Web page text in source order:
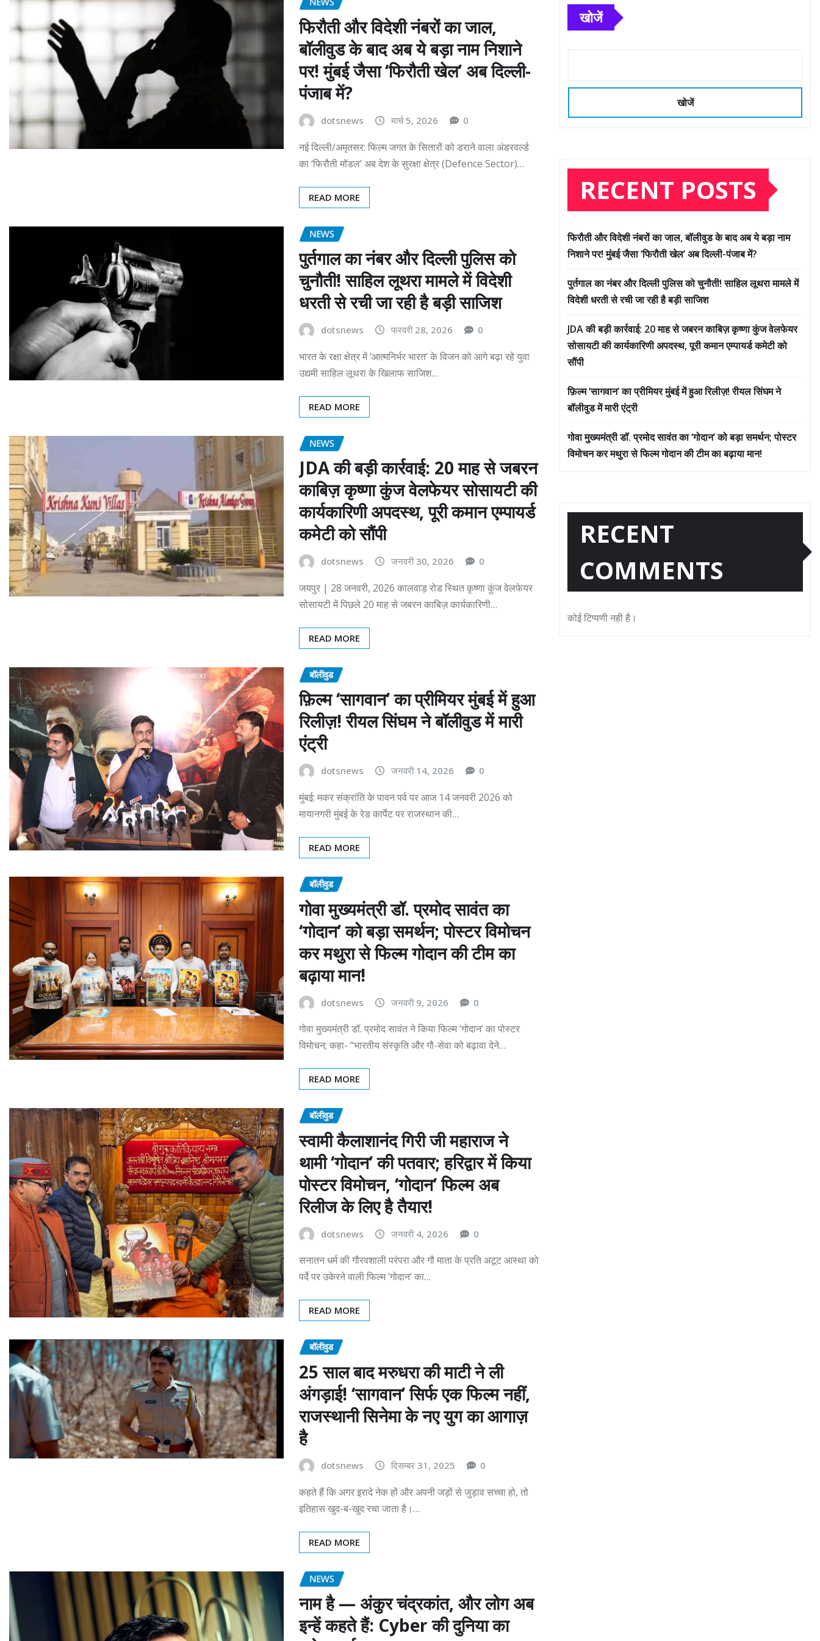
फिरौती और विदेशी नंबरों का जाल,
बॉलीवुड के बाद अब ये बड़ा नाम निशाने
पर! मुंबई जैसा ‘फिरौती खेल’ अब दिल्ली-
पंजाब में?
dotsnews मार्च 5, 2026 0
नई दिल्ली/अमृतसर: फिल्म जगत के सितारों को डराने वाला अंडरवर्ल्ड
का ‘फिरौती मॉडल’ अब देश के सुरक्षा क्षेत्र (Defence Sector)…
READ MORE
NEWS
पुर्तगाल का नंबर और दिल्ली पुलिस को
चुनौती! साहिल लूथरा मामले में विदेशी
धरती से रची जा रही है बड़ी साजिश
dotsnews फरवरी 28, 2026 0
भारत के रक्षा क्षेत्र में ‘आत्मनिर्भर भारत’ के विजन को आगे बढ़ा रहे युवा
उद्यमी साहिल लूथरा के खिलाफ साजिश…
READ MORE
NEWS
JDA की बड़ी कार्रवाई: 20 माह से जबरन
काबिज़ कृष्णा कुंज वेलफेयर सोसायटी की
कार्यकारिणी अपदस्थ, पूरी कमान एम्पायर्ड
कमेटी को सौंपी
dotsnews जनवरी 30, 2026 0
जयपुर | 28 जनवरी, 2026 कालवाड़ रोड स्थित कृष्णा कुंज वेलफेयर
सोसायटी में पिछले 20 माह से जबरन काबिज़ कार्यकारिणी…
READ MORE
बॉलीवुड
फ़िल्म ‘सागवान’ का प्रीमियर मुंबई में हुआ
रिलीज़! रीयल सिंघम ने बॉलीवुड में मारी
एंट्री
dotsnews जनवरी 14, 2026 0
मुंबई: मकर संक्रांति के पावन पर्व पर आज 14 जनवरी 2026 को
मायानगरी मुंबई के रेड कार्पेट पर राजस्थान की…
READ MORE
बॉलीवुड
गोवा मुख्यमंत्री डॉ. प्रमोद सावंत का
‘गोदान’ को बड़ा समर्थन; पोस्टर विमोचन
कर मथुरा से फिल्म गोदान की टीम का
बढ़ाया मान!
dotsnews जनवरी 9, 2026 0
गोवा मुख्यमंत्री डॉ. प्रमोद सावंत ने किया फिल्म ‘गोदान’ का पोस्टर
विमोचन; कहा- “भारतीय संस्कृति और गौ-सेवा को बढ़ावा देने…
READ MORE
बॉलीवुड
स्वामी कैलाशानंद गिरी जी महाराज ने
थामी ‘गोदान’ की पतवार; हरिद्वार में किया
पोस्टर विमोचन, ‘गोदान’ फिल्म अब
रिलीज के लिए है तैयार!
dotsnews जनवरी 4, 2026 0
सनातन धर्म की गौरवशाली परंपरा और गौ माता के प्रति अटूट आस्था को
पर्दे पर उकेरने वाली फिल्म ‘गोदान’ का…
READ MORE
बॉलीवुड
25 साल बाद मरुधरा की माटी ने ली
अंगड़ाई! ‘सागवान’ सिर्फ एक फिल्म नहीं,
राजस्थानी सिनेमा के नए युग का आगाज़
है
dotsnews दिसम्बर 31, 2025 0
कहते हैं कि अगर इरादे नेक हों और अपनी जड़ों से जुड़ाव सच्चा हो, तो
इतिहास खुद-ब-खुद रचा जाता है।…
READ MORE
NEWS
नाम है — अंकुर चंद्रकांत, और लोग अब
इन्हें कहते हैं: Cyber की दुनिया का
खोजें
खोजें
RECENT POSTS
फिरौती और विदेशी नंबरों का जाल, बॉलीवुड के बाद अब ये बड़ा नाम
निशाने पर! मुंबई जैसा ‘फिरौती खेल’ अब दिल्ली-पंजाब में?
पुर्तगाल का नंबर और दिल्ली पुलिस को चुनौती! साहिल लूथरा मामले में
विदेशी धरती से रची जा रही है बड़ी साजिश
JDA की बड़ी कार्रवाई: 20 माह से जबरन काबिज़ कृष्णा कुंज वेलफेयर
सोसायटी की कार्यकारिणी अपदस्थ, पूरी कमान एम्पायर्ड कमेटी को
सौंपी
फ़िल्म ‘सागवान’ का प्रीमियर मुंबई में हुआ रिलीज़! रीयल सिंघम ने
बॉलीवुड में मारी एंट्री
गोवा मुख्यमंत्री डॉ. प्रमोद सावंत का ‘गोदान’ को बड़ा समर्थन; पोस्टर
विमोचन कर मथुरा से फिल्म गोदान की टीम का बढ़ाया मान!
RECENT
COMMENTS
कोई टिप्पणी नही है।